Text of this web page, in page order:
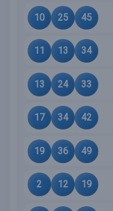
10 25 45
11 13 34
13 24 33
17 34 42
19 36 49
2 12 19